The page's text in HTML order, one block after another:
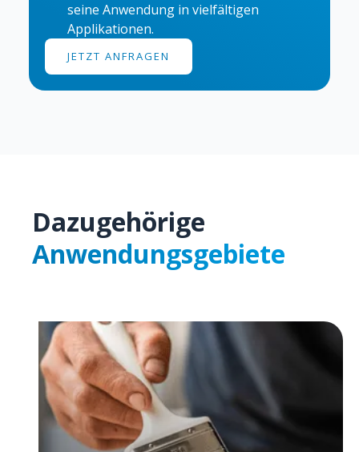
seine Anwendung in vielfältigen
Applikationen.
JETZT ANFRAGEN
Dazugehörige
Anwendungsgebiete